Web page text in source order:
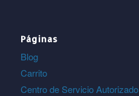
Páginas
Blog
Carrito
Centro de Servicio Autorizado